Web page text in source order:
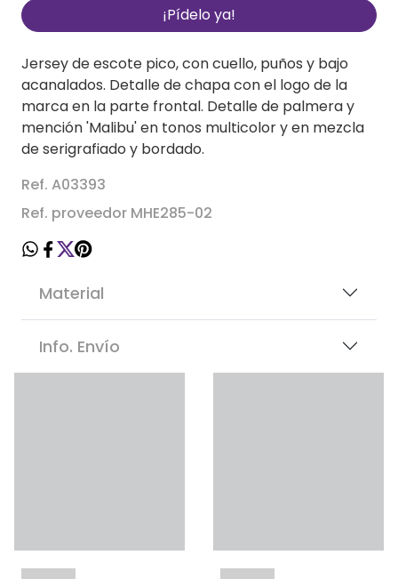
¡Pídelo ya!
Jersey de escote pico, con cuello, puños y bajo
acanalados. Detalle de chapa con el logo de la
marca en la parte frontal. Detalle de palmera y
mención 'Malibu' en tonos multicolor y en mezcla
de serigrafiado y bordado.
Ref. A03393
Ref. proveedor MHE285-02
Material
Info. Envío